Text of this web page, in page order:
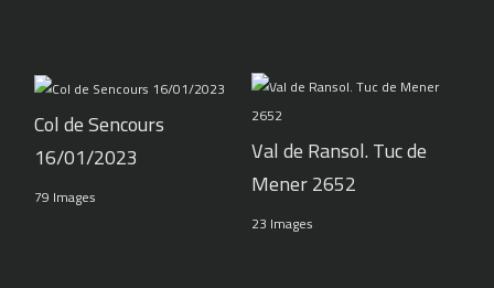
Col de Sencours
16/01/2023
79 Images
Val de Ransol. Tuc de
Mener 2652
23 Images